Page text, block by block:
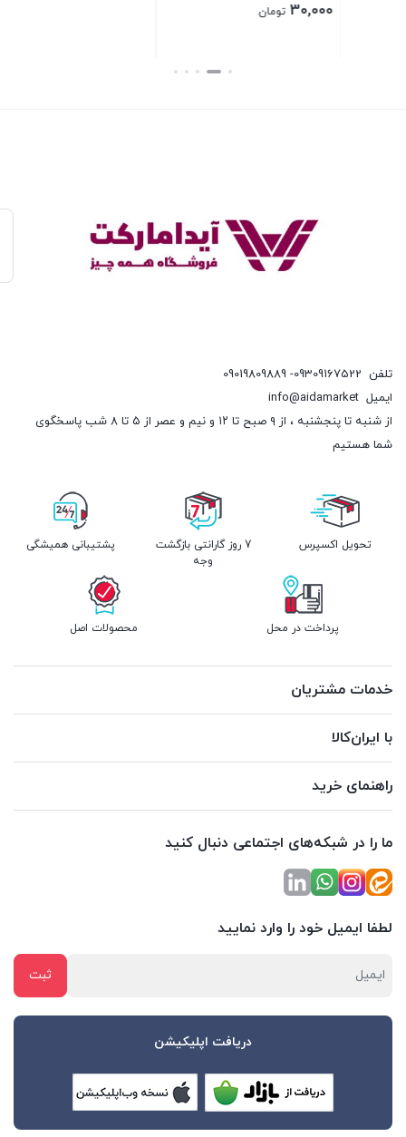
تلفن 09309167522- 09019809889
ایمیل info@aidamarket
از شنبه تا پنجشنبه ، از ۹ صبح تا ۱۲ و نیم و عصر از ۵ تا ۸ شب پاسخگوی
شما هستیم
تحویل اکسپرس
7 روز گارانتی بازگشت
وجه
پشتیبانی همیشگی
پرداخت در محل محصولات اصل
خدمات مشتریان
با ایران‌کالا
راهنمای خرید
ما را در شبکه‌های اجتماعی دنبال کنید
لطفا ایمیل خود را وارد نمایید
دریافت اپلیکیشن